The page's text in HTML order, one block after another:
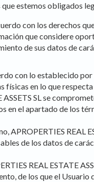
que estemos obligados
con los derechos
que considere
de sus datos de
con lo establecido
físicas en lo que
ASSETS SL se
en el apartado de los
APROPERTIES REAL
de los datos de
REAL ESTATE
de los que el Usuario